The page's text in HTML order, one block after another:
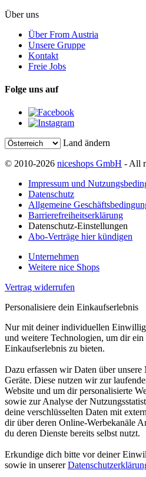
Über uns
Über From Austria
Unsere Gruppe
Kontakt
Freie Jobs
Folge uns auf
Land ändern
© 2010-2026 niceshops GmbH - All
Impressum und
Datenschutz
Allgemeine
Barrierefreiheitserklärung
Datenschutz-Einstellungen
Abo-Verträge hier kündigen
Unternehmen
Weitere nice Shops
Vertrag widerrufen
Personalisiere dein Einkaufserlebnis
Nur mit deiner individuellen
und weitere Technologien, um dir ein
Einkaufserlebnis zu bieten.
Dazu erfassen wir Daten über unsere
Geräte. Diese nutzen wir zur
Website und um dir personalisierte
sowie zur Analyse der
deine verschlüsselten Daten mit
dir über deren Online-Werbekanäle
du deren Dienste bereits selbst nutzt.
Erkundige dich bitte vor deiner
sowie in unserer